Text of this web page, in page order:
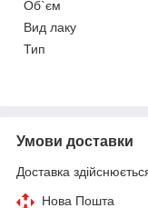
Об`єм
Вид лаку
Тип
Умови доставки
Доставка
Нова Пошта